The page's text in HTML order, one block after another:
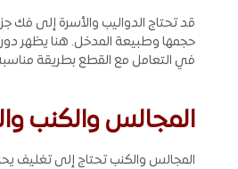
قد تحتاج الدواليب والأسرة إلى
حجمها وطبيعة المدخل. هنا يظهر
في التعامل مع القطع بطريقة
المجالس والكنب
المجالس والكنب تحتاج إلى تغليف